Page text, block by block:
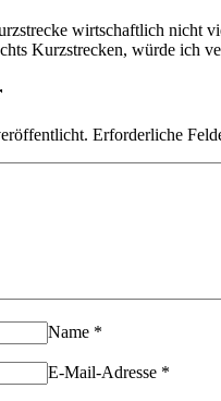
wirtschaftlich nicht
Kurzstrecken, würde ich
Erforderliche
Name *
E-Mail-Adresse *